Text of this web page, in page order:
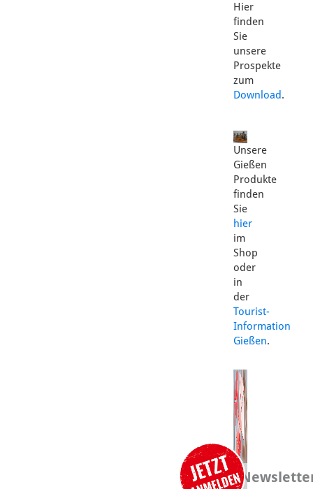
Hier
finden
Sie
unsere
Prospekte
zum
Download.
Unsere
Gießen
Produkte
finden
Sie
hier
im
Shop
oder
in
der
Tourist-
Information
Gießen.